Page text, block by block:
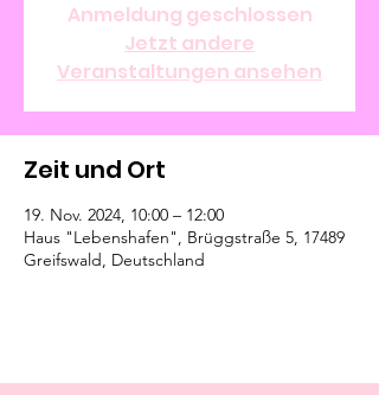
Anmeldung geschlossen
Jetzt andere
Veranstaltungen ansehen
Zeit und Ort
19. Nov. 2024, 10:00 – 12:00
Haus "Lebenshafen", Brüggstraße 5, 17489
Greifswald, Deutschland